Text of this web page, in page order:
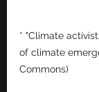
* "Climate
of climate
Commons)